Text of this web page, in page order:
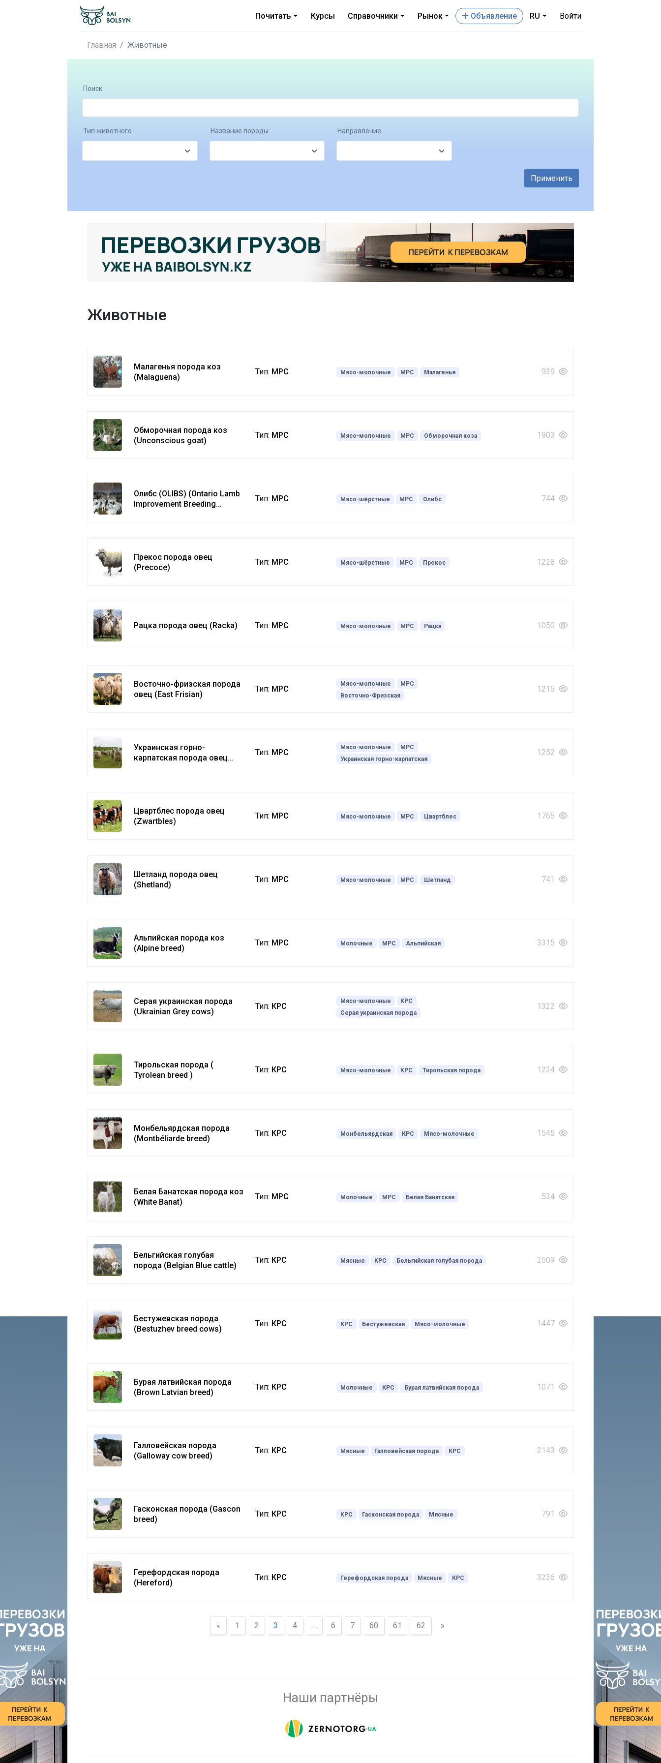
Почитать Курсы Справочники Рынок Oбъявление RU Войти
Главная Животные
Поиск
Тип животного Название породы Направление
Применить
Животные
Малагенья порода коз
(Malaguena)
Тип: МРС Мясо-молочные МРС Малагенья 939
Обморочная порода коз
(Unconscious goat)
Тип: МРС Мясо-молочные МРС Обморочная коза 1903
Олибс (OLIBS) (Ontario Lamb
Improvement Breeding
Тип: МРС Мясо-шёрстные МРС Олибс 744
Прекос порода овец
(Precoce)
Тип: МРС Мясо-шёрстные МРС Прекос 1228
Рацка порода овец (Racka) Тип: МРС Мясо-молочные МРС Рацка 1050
Восточно-фризская порода
овец (East Frisian)
Тип: МРС
Мясо-молочные
МРС
Восточно-Фризская
1215
Украинская горно-
карпатская порода овец
Тип: МРС
Мясо-молочные
МРС
Украинская горно-карпатская
1252
Цвартблес порода овец
(Zwartbles)
Тип: МРС Мясо-молочные МРС Цвартблес 1765
Шетланд порода овец
(Shetland)
Тип: МРС Мясо-молочные МРС Шетланд 741
Альпийская порода коз
(Alpine breed)
Тип: МРС Молочные МРС Альпийская 3315
Серая украинская порода
(Ukrainian Grey cows)
Тип: КРС
Мясо-молочные
КРС
Серая украинская порода
1322
Тирольская порода (
Tyrolean breed )
Тип: КРС Мясо-молочные КРС Тирольская порода 1234
Монбельярдская порода
(Montbéliarde breed)
Тип: КРС Монбельярдская КРС Мясо-молочные 1545
Белая Банатская порода коз
(White Banat)
Тип: МРС Молочные МРС Белая Банатская 534
Бельгийская голубая
порода (Belgian Blue cattle)
Тип: КРС Мясные КРС Бельгийская голубая порода 2509
Бестужевская порода
(Bestuzhev breed cows)
Тип: КРС КРС Бестужевская Мясо-молочные 1447
Бурая латвийская порода
(Brown Latvian breed)
Тип: КРС Молочные КРС Бурая латвийская порода 1071
Галловейская порода
(Galloway cow breed)
Тип: КРС Мясные Галловейская порода КРС 2143
Гасконская порода (Gascon
breed)
Тип: КРС КРС Гасконская порода Мясные 791
Герефордская порода
(Hereford)
Тип: КРС Герефордская порода Мясные КРС 3236
« 1 2 3 4 ... 6 7 60 61 62 »
Наши партнёры